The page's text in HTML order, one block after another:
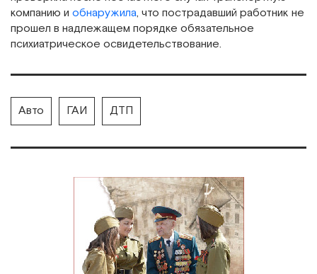
компанию и обнаружила, что пострадавший работник не
прошел в надлежащем порядке обязательное
психиатрическое освидетельствование.
Авто ГАИ ДТП